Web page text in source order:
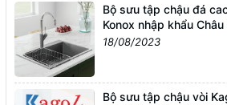
Bộ sưu tập chậu đá
Konox nhập khẩu Châu
18/08/2023
Bộ sưu tập chậu vòi